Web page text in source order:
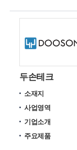
두손테크
소재지
사업영역
기업소개
주요제품